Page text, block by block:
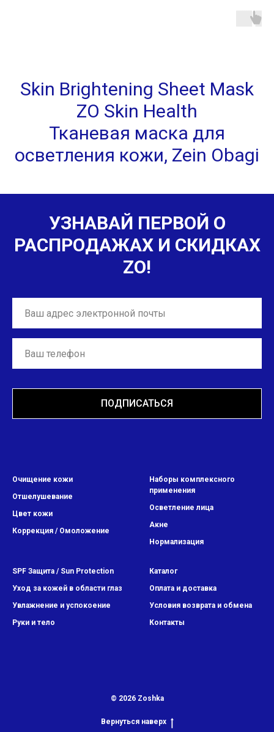
Skin Brightening Sheet Mask
ZO Skin Health
Тканевая маска для
осветления кожи, Zein Obagi
УЗНАВАЙ ПЕРВОЙ О
РАСПРОДАЖАХ И СКИДКАХ
ZO!
ПОДПИСАТЬСЯ
Очищение кожи
Отшелушевание
Цвет кожи
Коррекция / Омоложение
Наборы комплексного
применения
Осветление лица
Акне
Нормализация
SPF Защита / Sun Protection
Уход за кожей в области глаз
Увлажнение и успокоение
Руки и тело
Каталог
Оплата и доставка
Условия возврата и обмена
Контакты
© 2026 Zoshka
Вернуться наверх